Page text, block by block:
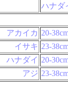
ハナダ
アカイカ 20-
イサキ 23-
ハナダイ 20-
アジ 23-